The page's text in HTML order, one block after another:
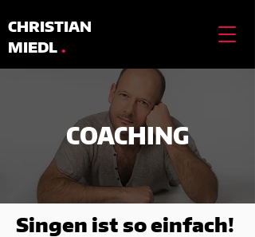
CHRISTIAN
MIEDL .
COACHING
Singen ist so einfach!